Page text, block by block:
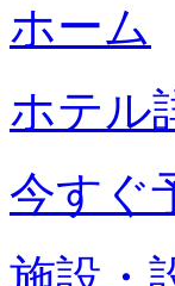
ホーム
ホテル
今すぐ